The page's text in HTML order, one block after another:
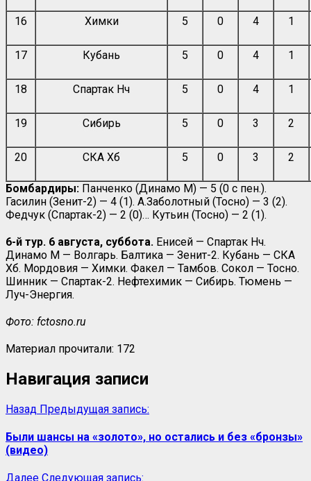
16 Химки 5 0 4 1
17 Кубань 5 0 4 1
18 Спартак Нч 5 0 4 1
19 Сибирь 5 0 3 2
20 СКА Хб 5 0 3 2
Бомбардиры: Панченко (Динамо М) — 5 (0 с пен.).
Гасилин (Зенит-2) — 4 (1). А.Заболотный (Тосно) — 3 (2).
Федчук (Спартак-2) — 2 (0)… Кутьин (Тосно) — 2 (1).
6-й тур. 6 августа, суббота. Енисей — Спартак Нч.
Динамо М — Волгарь. Балтика — Зенит-2. Кубань — СКА
Хб. Мордовия — Химки. Факел — Тамбов. Сокол — Тосно.
Шинник — Спартак-2. Нефтехимик — Сибирь. Тюмень —
Луч-Энергия.
Фото: fctosno.ru
Материал прочитали: 172
Навигация записи
Назад Предыдущая запись:
Были шансы на «золото», но остались и без «бронзы»
(видео)
Далее Следующая запись: